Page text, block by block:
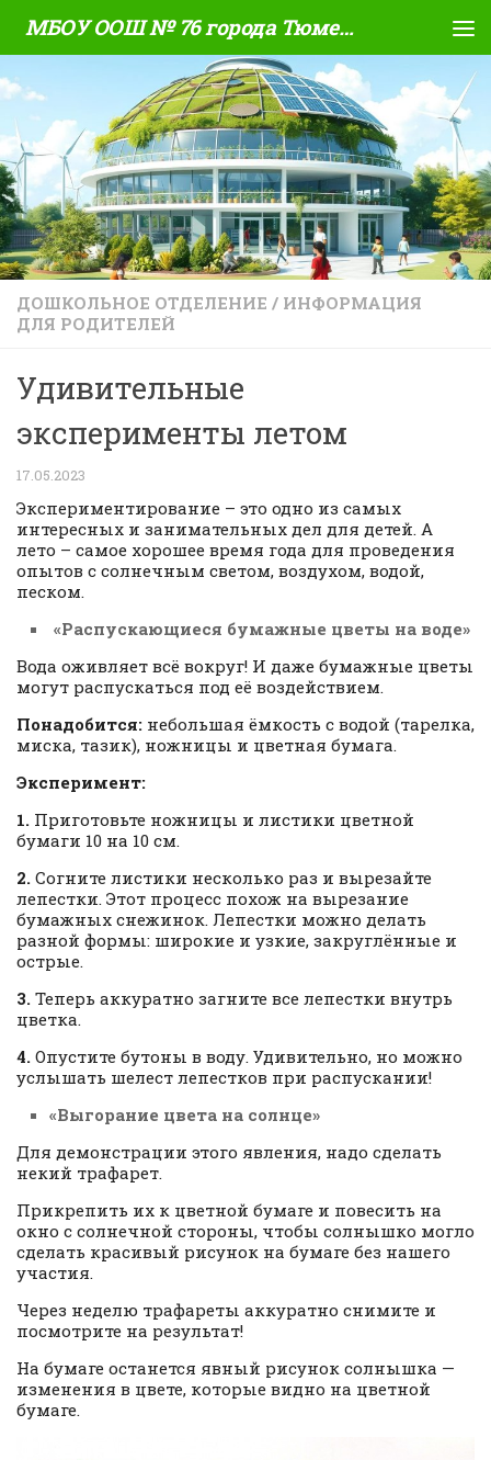
Skip to content МБОУ ООШ № 76 города Тюмени
ДОШКОЛЬНОЕ ОТДЕЛЕНИЕ / ИНФОРМАЦИЯ
ДЛЯ РОДИТЕЛЕЙ
Удивительные
эксперименты летом
17.05.2023
Экспериментирование – это одно из самых
интересных и занимательных дел для детей. А
лето – самое хорошее время года для проведения
опытов с солнечным светом, воздухом, водой,
песком.
«Распускающиеся бумажные цветы на воде»
Вода оживляет всё вокруг! И даже бумажные цветы
могут распускаться под её воздействием.
Понадобится: небольшая ёмкость с водой (тарелка,
миска, тазик), ножницы и цветная бумага.
Эксперимент:
1. Приготовьте ножницы и листики цветной
бумаги 10 на 10 см.
2. Согните листики несколько раз и вырезайте
лепестки. Этот процесс похож на вырезание
бумажных снежинок. Лепестки можно делать
разной формы: широкие и узкие, закруглённые и
острые.
3. Теперь аккуратно загните все лепестки внутрь
цветка.
4. Опустите бутоны в воду. Удивительно, но можно
услышать шелест лепестков при распускании!
«Выгорание цвета на солнце»
Для демонстрации этого явления, надо сделать
некий трафарет.
Прикрепить их к цветной бумаге и повесить на
окно с солнечной стороны, чтобы солнышко могло
сделать красивый рисунок на бумаге без нашего
участия.
Через неделю трафареты аккуратно снимите и
посмотрите на результат!
На бумаге останется явный рисунок солнышка —
изменения в цвете, которые видно на цветной
бумаге.